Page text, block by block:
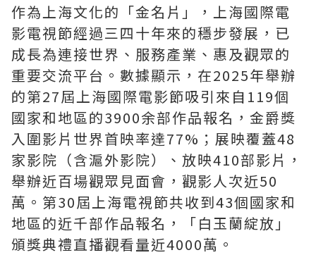
作為上海文化的 「金名片 」
，上海國際電
影電視節經過三四十年來的穩步發展，已
成長為連接世界、服務產業、惠及觀眾的
重要交流平台。數據顯示，在2025年舉辦
的第27屆上海國際電影節吸引來自 119個
國家和地區的3900余部作品報名，金爵獎
入圍影片世界首映率達77% ；展映覆蓋48
家影院（含滬外影院）、放映410部影片，
舉辦近百場觀眾見面會，觀影人次近50
萬。第30屆上海電視節共收到43個國家和
地區的近千部作品報名，
「白玉蘭綻放 」
頒獎典禮直播觀看量近4000萬。